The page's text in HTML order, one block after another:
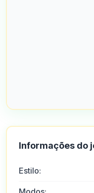
Informações do
Estilo: